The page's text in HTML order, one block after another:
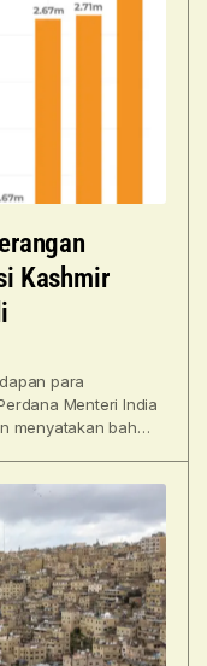
Kashmir
para
Menteri India
menyatakan bahwa